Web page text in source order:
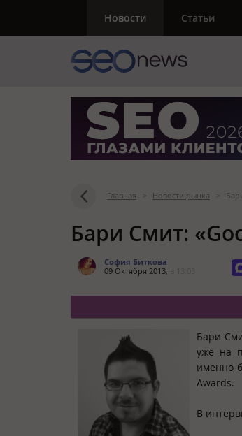
Новости Статьи
Главная > Новости рынка >
Бари Смит:
София Биткова
09 Октября 2013,
Бари
уже на
именно
Awards.
В